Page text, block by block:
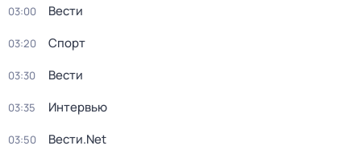
03:00 Вести
03:20 Спорт
03:30 Вести
03:35 Интервью
03:50 Вести.Net